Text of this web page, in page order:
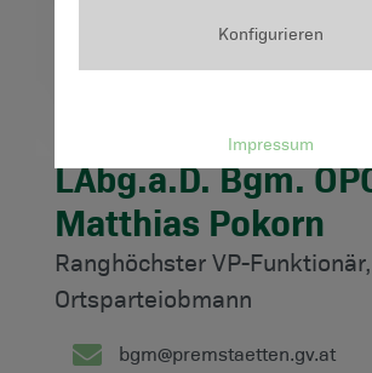
LAbg.a.D. Bgm.
Matthias Pokorn
Ranghöchster VP-Funktionär,
Ortsparteiobmann
bgm@premstaetten.gv.at
Konfigurieren
Impressum